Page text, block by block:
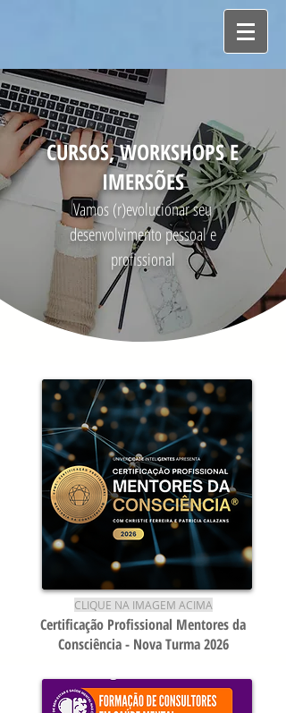
> Clique em uma das imagens abaixo:
CURSOS, WORKSHOPS E
IMERSÕES
Vamos (r)evolucionar seu
desenvolvimento pessoal e
profissional
CLIQUE NA IMAGEM ACIMA
Certificação Profissional Mentores da
Consciência - Nova Turma 2026